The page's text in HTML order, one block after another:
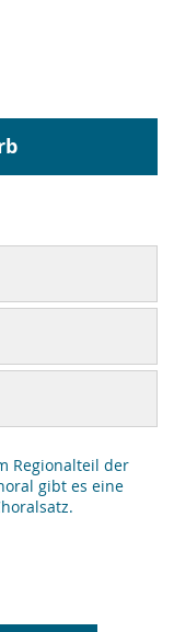
Regionalteil der
gibt es eine